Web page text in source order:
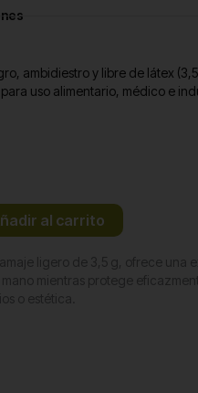
ambidiestro y libre de látex
uso alimentario, médico e
al carrito